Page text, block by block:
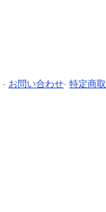
- お問い合わせ- 特定商